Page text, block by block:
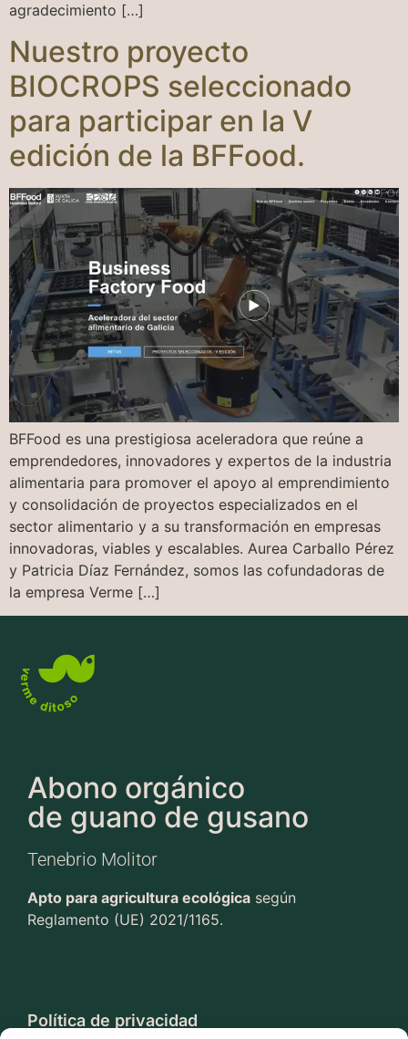
agradecimiento […]
Nuestro proyecto
BIOCROPS seleccionado
para participar en la V
edición de la BFFood.
BFFood es una prestigiosa aceleradora que reúne a
emprendedores, innovadores y expertos de la industria
alimentaria para promover el apoyo al emprendimiento
y consolidación de proyectos especializados en el
sector alimentario y a su transformación en empresas
innovadoras, viables y escalables. Aurea Carballo Pérez
y Patricia Díaz Fernández, somos las cofundadoras de
la empresa Verme […]
Abono orgánico
de guano de gusano
Tenebrio Molitor
Apto para agricultura ecológica según
Reglamento (UE) 2021/1165.
Política de privacidad